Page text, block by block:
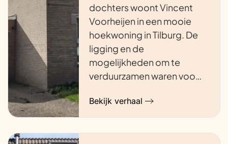
dochters woont Vincent
Voorheijen in een mooie
hoekwoning in Tilburg. De
ligging en de
mogelijkheden om te
verduurzamen waren voo…
Bekijk verhaal